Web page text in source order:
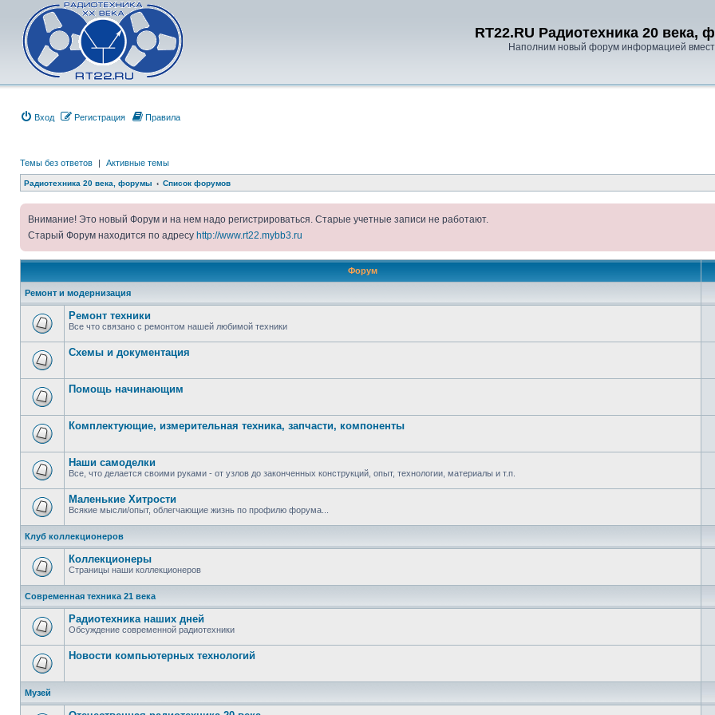
RT22.RU Радиотехника 20 века,
Наполним новый форум информацией
Вход Регистрация Правила
Темы без ответов | Активные темы
Радиотехника 20 века, форумы Список форумов
Внимание! Это новый Форум и на нем надо регистрироваться. Старые учетные записи не работают.
Старый Форум находится по адресу http://www.rt22.mybb3.ru
Форум
Ремонт и модернизация
Ремонт техники
Все что связано с ремонтом нашей любимой техники
Схемы и документация
Помощь начинающим
Комплектующие, измерительная техника, запчасти, компоненты
Наши самоделки
Все, что делается своими руками - от узлов до законченных конструкций, опыт, технологии, материалы и т.п.
Маленькие Хитрости
Всякие мысли/опыт, облегчающие жизнь по профилю форума...
Клуб коллекционеров
Коллекционеры
Страницы наши коллекционеров
Современная техника 21 века
Радиотехника наших дней
Обсуждение современной радиотехники
Новости компьютерных технологий
Музей